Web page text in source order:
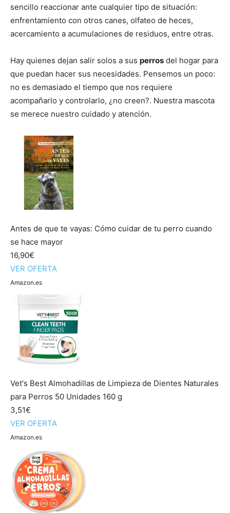
de
sencillo reaccionar ante cualquier tipo de situación:
enfrentamiento con otros canes, olfateo de heces,
acercamiento a acumulaciones de residuos, entre otras.
Hay quienes dejan salir solos a sus perros del hogar para
que puedan hacer sus necesidades. Pensemos un poco:
no es demasiado el tiempo que nos requiere
acompañarlo y controlarlo, ¿no creen?. Nuestra mascota
se merece nuestro cuidado y atención.
Antes de que te vayas: Cómo cuidar de tu perro cuando
se hace mayor
16,90€
VER OFERTA
Amazon.es
Vet's Best Almohadillas de Limpieza de Dientes Naturales
para Perros 50 Unidades 160 g
3,51€
VER OFERTA
Amazon.es